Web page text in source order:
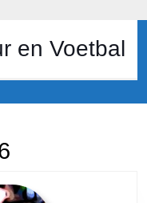
en Voetbal